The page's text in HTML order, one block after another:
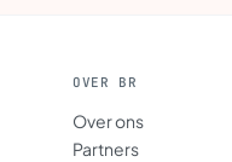
OVER BR
Over ons
Partners